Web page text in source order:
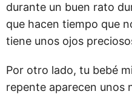
durante un buen rato
que hacen tiempo que
tiene unos ojos
Por otro lado, tu bebé
repente aparecen unos